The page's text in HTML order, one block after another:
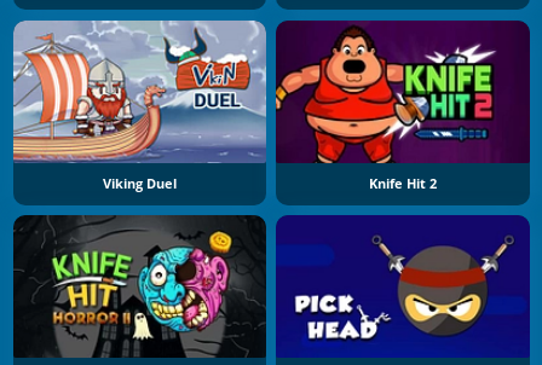
Viking Duel Knife Hit 2